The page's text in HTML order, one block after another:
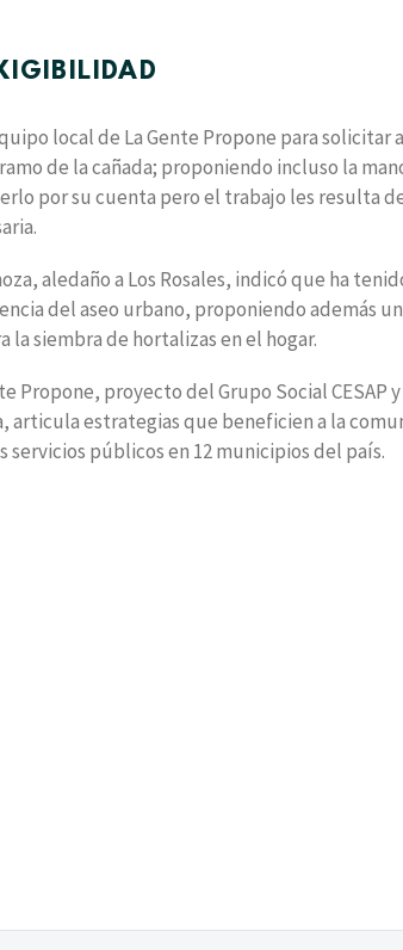
local de La Gente Propone para solicitar
de la cañada; proponiendo incluso la
por su cuenta pero el trabajo les resulta
aledaño a Los Rosales, indicó que ha
del aseo urbano, proponiendo además un
siembra de hortalizas en el hogar.
Propone, proyecto del Grupo Social CESAP
articula estrategias que beneficien a la
públicos en 12 municipios del país.